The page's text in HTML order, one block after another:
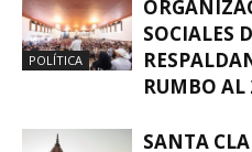
POLÍTICA
SOCIALES
RUMBO AL
SANTA